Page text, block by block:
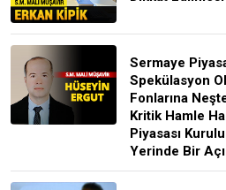
Sermaye
Spekülasyon
Fonlarına
Kritik Hamle
Piyasası
Yerinde Bir